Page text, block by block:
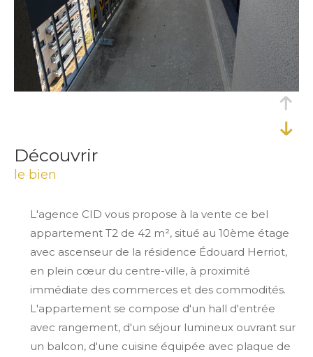
découvrir
le bien
L'agence CID vous propose à la vente ce bel
appartement T2 de 42 m², situé au 10ème étage
avec ascenseur de la résidence Édouard Herriot,
en plein cœur du centre-ville, à proximité
immédiate des commerces et des commodités.
L'appartement se compose d'un hall d'entrée
avec rangement, d'un séjour lumineux ouvrant sur
un balcon, d'une cuisine équipée avec plaque de